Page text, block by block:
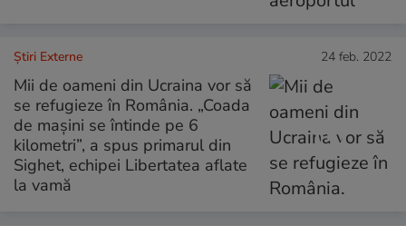
Știri Externe 24 feb. 2022
Mii de oameni din Ucraina vor să
se refugieze în România. „Coada
de mașini se întinde pe 6
kilometri”, a spus primarul din
Sighet, echipei Libertatea aflate
la vamă